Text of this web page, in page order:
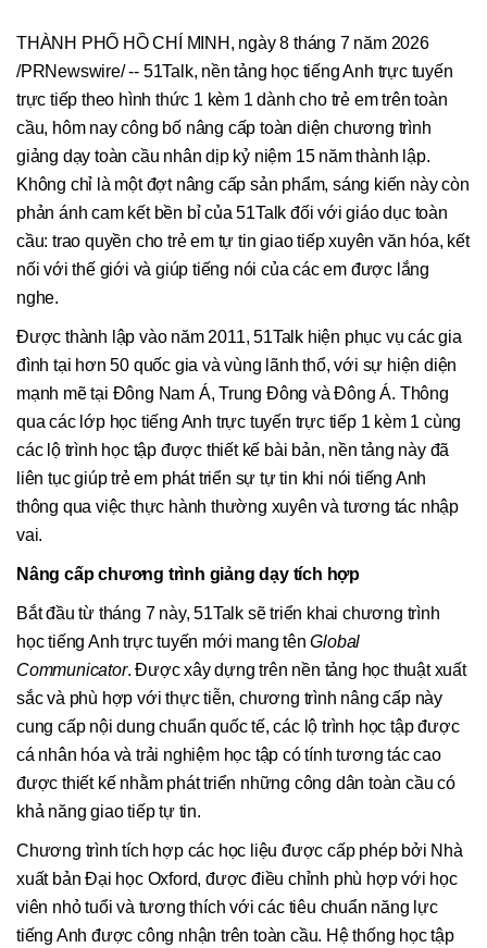
THÀNH PHỐ HỒ CHÍ MINH, ngày 8 tháng 7 năm 2026
/PRNewswire/ -- 51Talk, nền tảng học tiếng Anh trực tuyến
trực tiếp theo hình thức 1 kèm 1 dành cho trẻ em trên toàn
cầu, hôm nay công bố nâng cấp toàn diện chương trình
giảng dạy toàn cầu nhân dịp kỷ niệm 15 năm thành lập.
Không chỉ là một đợt nâng cấp sản phẩm, sáng kiến này còn
phản ánh cam kết bền bỉ của 51Talk đối với giáo dục toàn
cầu: trao quyền cho trẻ em tự tin giao tiếp xuyên văn hóa, kết
nối với thế giới và giúp tiếng nói của các em được lắng
nghe.
Được thành lập vào năm 2011, 51Talk hiện phục vụ các gia
đình tại hơn 50 quốc gia và vùng lãnh thổ, với sự hiện diện
mạnh mẽ tại Đông Nam Á, Trung Đông và Đông Á. Thông
qua các lớp học tiếng Anh trực tuyến trực tiếp 1 kèm 1 cùng
các lộ trình học tập được thiết kế bài bản, nền tảng này đã
liên tục giúp trẻ em phát triển sự tự tin khi nói tiếng Anh
thông qua việc thực hành thường xuyên và tương tác nhập
vai.
Nâng cấp chương trình giảng dạy tích hợp
Bắt đầu từ tháng 7 này, 51Talk sẽ triển khai chương trình
học tiếng Anh trực tuyến mới mang tênGlobal
Communicator. Được xây dựng trên nền tảng học thuật xuất
sắc và phù hợp với thực tiễn, chương trình nâng cấp này
cung cấp nội dung chuẩn quốc tế, các lộ trình học tập được
cá nhân hóa và trải nghiệm học tập có tính tương tác cao
được thiết kế nhằm phát triển những công dân toàn cầu có
khả năng giao tiếp tự tin.
Chương trình tích hợp các học liệu được cấp phép bởi Nhà
xuất bản Đại học Oxford, được điều chỉnh phù hợp với học
viên nhỏ tuổi và tương thích với các tiêu chuẩn năng lực
tiếng Anh được công nhận trên toàn cầu. Hệ thống học tập